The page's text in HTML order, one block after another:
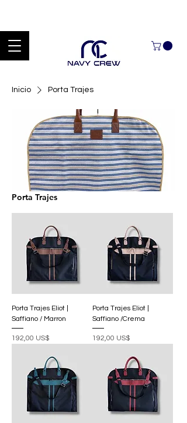
Inicio Porta Trajes
Porta Trajes
Porta Trajes Eliot |
Saffiano / Marron
Precio
192,00 US$
Porta Trajes Eliot |
Saffiano /Crema
Precio
192,00 US$